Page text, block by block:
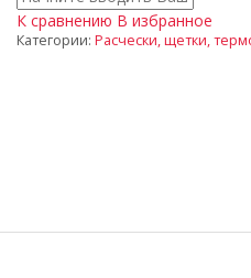
К сравнению В избранное
Категории: Расчески, щетки,